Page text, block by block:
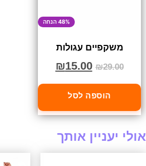
48% הנחה
משקפיים עגולות
₪29.00
₪15.00
הוספה לסל
אולי יעניין אותך